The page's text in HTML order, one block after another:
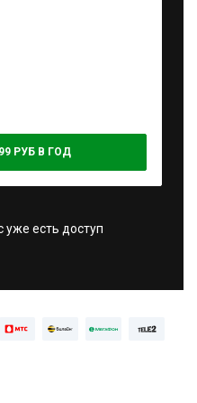
КУПИТЬ ЗА 2499 РУБ В ГОД
уже есть доступ